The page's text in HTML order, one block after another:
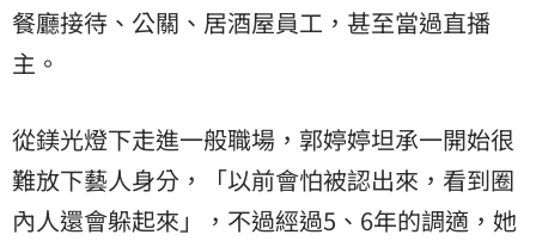
餐廳接待、公關、居酒屋員工，甚至當過直播
主。
從鎂光燈下走進一般職場，郭婷婷坦承一開始很
難放下藝人身分，「以前會怕被認出來，看到圈
內人還會躲起來」，不過經過5、6年的調適，她